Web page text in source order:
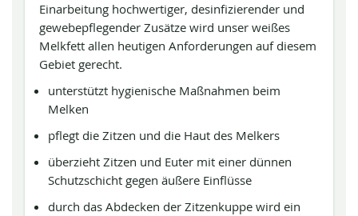
Einarbeitung hochwertiger, desinfizierender und
gewebepflegender Zusätze wird unser weißes
Melkfett allen heutigen Anforderungen auf diesem
Gebiet gerecht.
unterstützt hygienische Maßnahmen beim
Melken
pflegt die Zitzen und die Haut des Melkers
überzieht Zitzen und Euter mit einer dünnen
Schutzschicht gegen äußere Einflüsse
durch das Abdecken der Zitzenkuppe wird ein